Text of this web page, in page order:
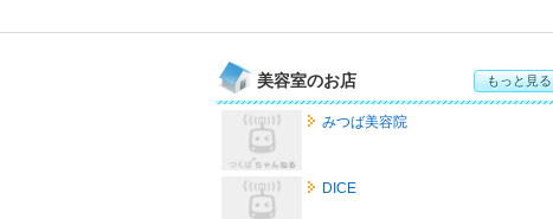
美容室のお店 もっと見る
みつば美容院
DICE